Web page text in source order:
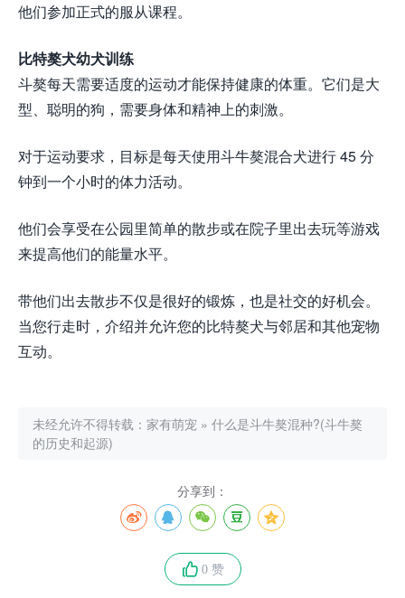
他们参加正式的服从课程。
比特獒犬幼犬训练
斗獒每天需要适度的运动才能保持健康的体重。它们是大
型、聪明的狗，需要身体和精神上的刺激。
对于运动要求，目标是每天使用斗牛獒混合犬进行 45 分
钟到一个小时的体力活动。
他们会享受在公园里简单的散步或在院子里出去玩等游戏
来提高他们的能量水平。
带他们出去散步不仅是很好的锻炼，也是社交的好机会。
当您行走时，介绍并允许您的比特獒犬与邻居和其他宠物
互动。
未经允许不得转载： 家有萌宠 » 什么是斗牛獒混种?(斗牛獒
的历史和起源)
分享到：
0 赞